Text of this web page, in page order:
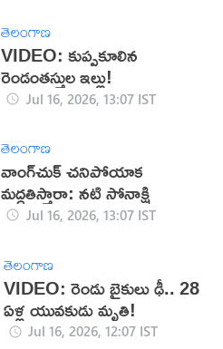
తెలంగాణ
VIDEO: కుప్పకూలిన
రెండంతస్తుల ఇల్లు!
Jul 16, 2026, 13:07 IST
తెలంగాణ
వాంగ్‌చుక్ చనిపోయాక
మద్దతిస్తారా: నటి సోనాక్షి
Jul 16, 2026, 13:07 IST
తెలంగాణ
VIDEO: రెండు బైకులు ఢీ.. 28
ఏళ్ల యువకుడు మృతి!
Jul 16, 2026, 12:07 IST